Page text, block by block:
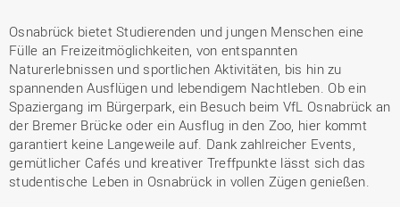
Osnabrück bietet Studierenden und jungen Menschen eine
Fülle an Freizeitmöglichkeiten, von entspannten
Naturerlebnissen und sportlichen Aktivitäten, bis hin zu
spannenden Ausflügen und lebendigem Nachtleben. Ob ein
Spaziergang im Bürgerpark, ein Besuch beim VfL Osnabrück an
der Bremer Brücke oder ein Ausflug in den Zoo, hier kommt
garantiert keine Langeweile auf. Dank zahlreicher Events,
gemütlicher Cafés und kreativer Treffpunkte lässt sich das
studentische Leben in Osnabrück in vollen Zügen genießen.